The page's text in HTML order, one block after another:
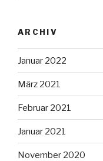
ARCHIV
Januar 2022
März 2021
Februar 2021
Januar 2021
November 2020